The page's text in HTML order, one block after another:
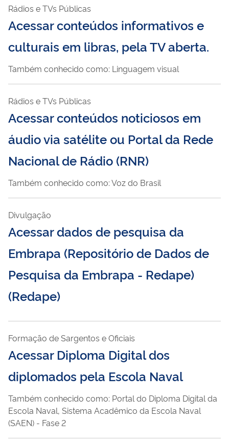
Rádios e TVs Públicas
Acessar conteúdos informativos e
culturais em libras, pela TV aberta.
Também conhecido como: Linguagem visual
Rádios e TVs Públicas
Acessar conteúdos noticiosos em
áudio via satélite ou Portal da Rede
Nacional de Rádio (RNR)
Também conhecido como: Voz do Brasil
Divulgação
Acessar dados de pesquisa da
Embrapa (Repositório de Dados de
Pesquisa da Embrapa - Redape)
(Redape)
Formação de Sargentos e Oficiais
Acessar Diploma Digital dos
diplomados pela Escola Naval
Também conhecido como: Portal do Diploma Digital da
Escola Naval, Sistema Acadêmico da Escola Naval
(SAEN) - Fase 2